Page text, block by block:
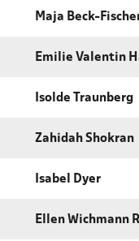
Maja Beck-
Emilie Valentin
Isolde Traunberg
Zahidah Shokran
Isabel Dyer
Ellen Wichmann